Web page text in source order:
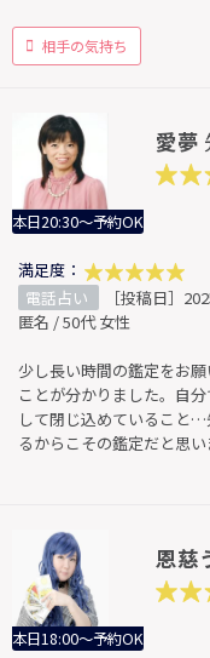
相手の気持ち
本日20:30～予約OK
愛夢
満足度：
電話占い
［投稿日］
匿名 / 50代 女性
少し長い時間の鑑定をお
ことが分かりました。自
して閉じ込めていること
るからこその鑑定だと思い
本日18:00～予約OK
恩慈